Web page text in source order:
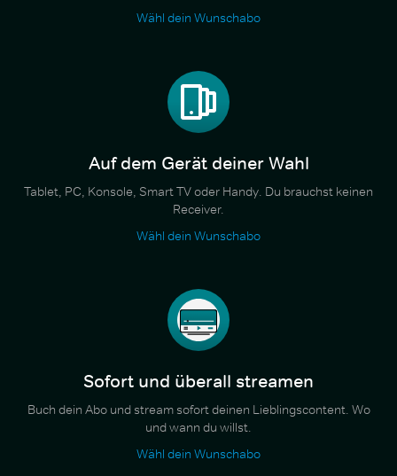
Wähl dein Wunschabo
Auf dem Gerät deiner Wahl
Tablet, PC, Konsole, Smart TV oder Handy. Du brauchst keinen
Receiver.
Wähl dein Wunschabo
Sofort und überall streamen
Buch dein Abo und stream sofort deinen Lieblingscontent. Wo
und wann du willst.
Wähl dein Wunschabo